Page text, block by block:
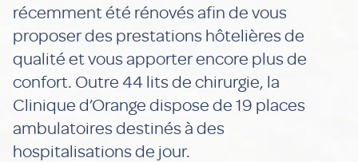
récemment été rénovés afin de vous
proposer des prestations hôtelières de
qualité et vous apporter encore plus de
confort. Outre 44 lits de chirurgie, la
Clinique d’Orange dispose de 19 places
ambulatoires destinés à des
hospitalisations de jour.